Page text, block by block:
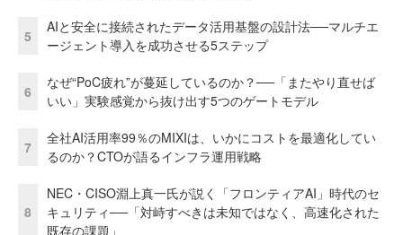
5
AIと安全に接続されたデータ活用基盤の設計法──マルチエ
ージェント導入を成功させる5ステップ
6
なぜ“PoC疲れ”が蔓延しているのか？──「またやり直せば
いい」実験感覚から抜け出す5つのゲートモデル
7
全社AI活用率99％のMIXIは、いかにコストを最適化してい
るのか？CTOが語るインフラ運用戦略
8
NEC・CISO淵上真一氏が説く「フロンティアAI」時代のセ
キュリティ──「対峙すべきは未知ではなく、高速化された
既存の課題」